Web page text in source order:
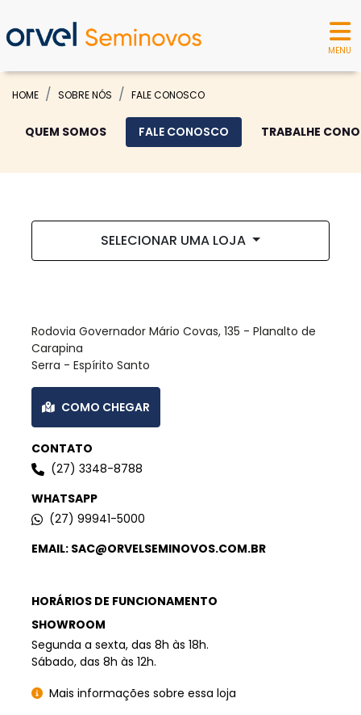
MENU
HOME SOBRE NÓS FALE CONOSCO
QUEM SOMOS FALE CONOSCO TRABALHE
SELECIONAR UMA LOJA
Rodovia Governador Mário Covas, 135 - Planalto de
Carapina
Serra - Espírito Santo
COMO CHEGAR
CONTATO
(27) 3348-8788
WHATSAPP
(27) 99941-5000
EMAIL: SAC@ORVELSEMINOVOS.COM.BR
HORÁRIOS DE FUNCIONAMENTO
SHOWROOM
Segunda a sexta, das 8h às 18h.
Sábado, das 8h às 12h.
Mais informações sobre essa loja